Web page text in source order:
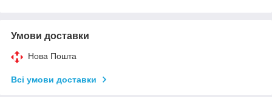
Умови доставки
Нова Пошта
Всі умови доставки